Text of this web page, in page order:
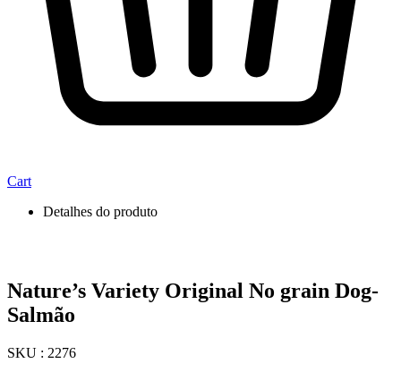
Cart
Detalhes do produto
Nature’s Variety Original No grain Dog-
Salmão
SKU : 2276